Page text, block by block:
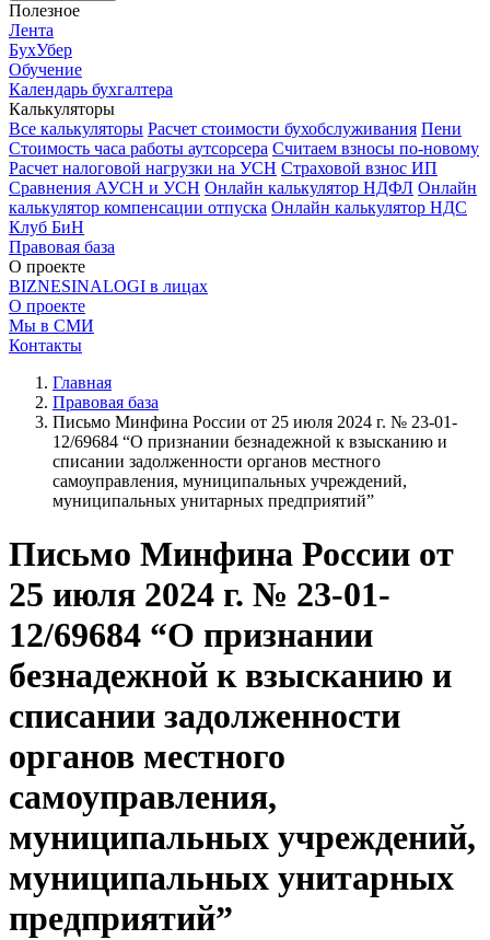
Полезное
Лента
БухУбер
Обучение
Календарь бухгалтера
Калькуляторы
Все калькуляторы Расчет стоимости бухобслуживания Пени
Стоимость часа работы аутсорсера Считаем взносы по-новому
Расчет налоговой нагрузки на УСН Страховой взнос ИП
Сравнения АУСН и УСН Онлайн калькулятор НДФЛ Онлайн
калькулятор компенсации отпуска Онлайн калькулятор НДС
Клуб БиН
Правовая база
О проекте
BIZNESINALOGI в лицах
О проекте
Мы в СМИ
Контакты
Главная
Правовая база
Письмо Минфина России от 25 июля 2024 г. № 23-01-
12/69684 “О признании безнадежной к взысканию и
списании задолженности органов местного
самоуправления, муниципальных учреждений,
муниципальных унитарных предприятий”
Письмо Минфина России от
25 июля 2024 г. № 23-01-
12/69684 “О признании
безнадежной к взысканию и
списании задолженности
органов местного
самоуправления,
муниципальных учреждений,
муниципальных унитарных
предприятий”